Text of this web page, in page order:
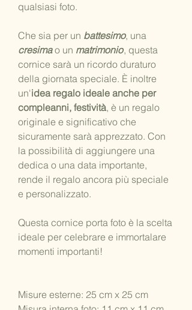
qualsiasi foto.
Che sia per un battesimo, una
cresimao un matrimonio, questa
cornice sarà un ricordo duraturo
della giornata speciale. È inoltre
un'idea regalo ideale anche per
compleanni, festività, è un regalo
originale e significativo che
sicuramente sarà apprezzato. Con
la possibilità di aggiungere una
dedica o una data importante,
rende il regalo ancora più speciale
e personalizzato.
Questa cornice porta foto è la scelta
ideale per celebrare e immortalare
momenti importanti!
Misure esterne: 25 cm x 25 cm